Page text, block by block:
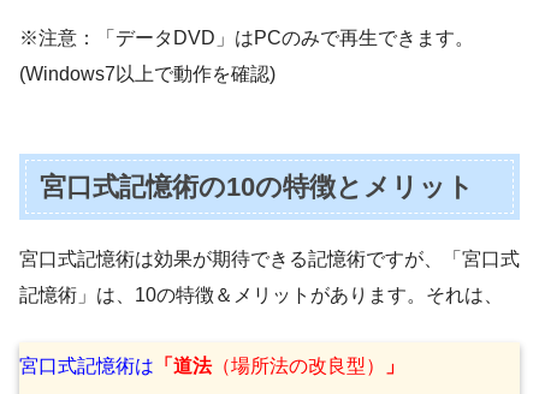
※注意：「データDVD」はPCのみで再生できます。
(Windows7以上で動作を確認)
宮口式記憶術の10の特徴とメリット
宮口式記憶術は効果が期待できる記憶術ですが、「宮口式
記憶術」は、10の特徴＆メリットがあります。それは、
宮口式記憶術は 「道法（場所法の改良型） 」